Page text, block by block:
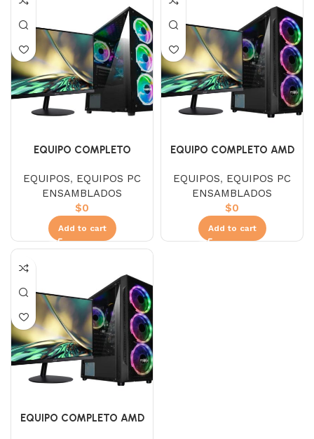
EQUIPO COMPLETO
EQUIPOS, EQUIPOS PC
ENSAMBLADOS
$0
Add to cart
EQUIPO COMPLETO AMD
EQUIPOS, EQUIPOS PC
ENSAMBLADOS
$0
Add to cart
EQUIPO COMPLETO AMD